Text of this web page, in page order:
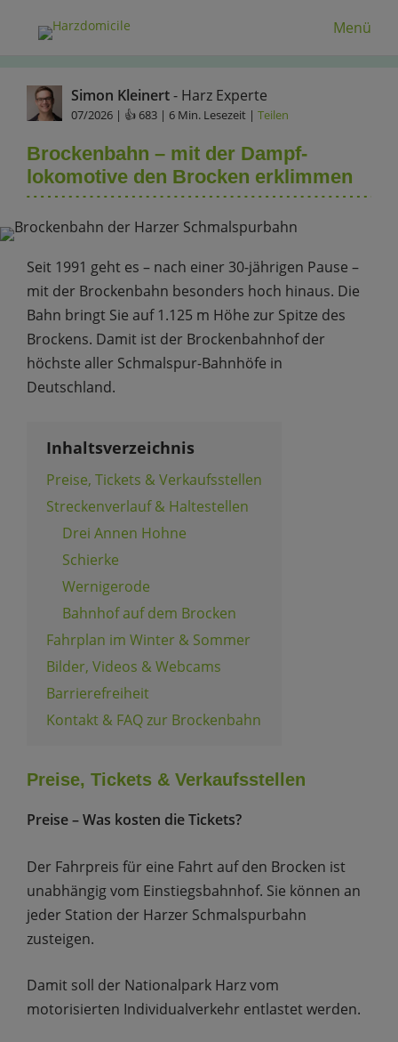
Menü
Simon Kleinert- Harz Experte
07/2026 | 👍 683 | 6 Min. Lesezeit | Teilen
Brockenbahn – mit der Dampf­
lokomotive den Brocken erklimmen
Seit 1991 geht es – nach einer 30-jährigen Pause –
mit der Brockenbahn besonders hoch hinaus. Die
Bahn bringt Sie auf 1.125 m Höhe zur Spitze des
Brockens. Damit ist der Brockenbahnhof der
höchste aller Schmalspur-Bahnhöfe in
Deutschland.
Inhaltsverzeichnis
Preise, Tickets & Verkaufsstellen
Streckenverlauf & Haltestellen
Drei Annen Hohne
Schierke
Wernigerode
Bahnhof auf dem Brocken
Fahrplan im Winter & Sommer
Bilder, Videos & Webcams
Barrierefreiheit
Kontakt & FAQ zur Brockenbahn
Preise, Tickets & Verkaufsstellen
Preise – Was kosten die Tickets?
Der Fahrpreis für eine Fahrt auf den Brocken ist
unabhängig vom Einstiegsbahnhof. Sie können an
jeder Station der Harzer Schmalspurbahn
zusteigen.
Damit soll der Nationalpark Harz vom
motorisierten Individualverkehr entlastet werden.